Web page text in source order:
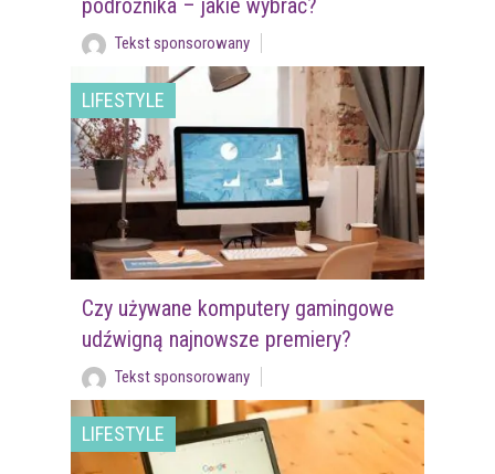
podróżnika – jakie wybrać?
Tekst sponsorowany
LIFESTYLE
Czy używane komputery gamingowe
udźwigną najnowsze premiery?
Tekst sponsorowany
LIFESTYLE